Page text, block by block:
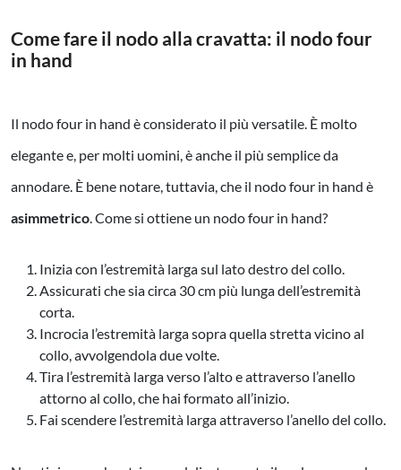
Come fare il nodo alla cravatta: il nodo four
in hand
Il nodo four in hand è considerato il più versatile. È molto
elegante e, per molti uomini, è anche il più semplice da
annodare. È bene notare, tuttavia, che il nodo four in hand è
asimmetrico . Come si ottiene un nodo four in hand?
Inizia con l’estremità larga sul lato destro del collo.
Assicurati che sia circa 30 cm più lunga dell’estremità
corta.
Incrocia l’estremità larga sopra quella stretta vicino al
collo, avvolgendola due volte.
Tira l’estremità larga verso l’alto e attraverso l’anello
attorno al collo, che hai formato all’inizio.
Fai scendere l’estremità larga attraverso l’anello del collo.